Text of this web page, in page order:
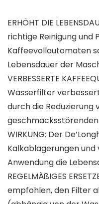
ERHÖHT DIE
richtige Reinigung und
Kaffeevollautomaten
Lebensdauer der
VERBESSERTE
Wasserfilter
durch die Reduzierung
WIRKUNG: Der
Kalkablagerungen
Anwendung die
REGELMÄßIGES
empfohlen, den Filter